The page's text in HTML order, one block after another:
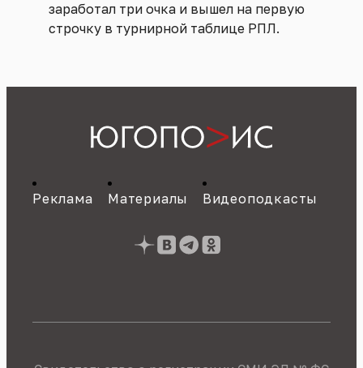
заработал три очка и вышел на первую
строчку в турнирной таблице РПЛ.
Реклама Материалы Видеоподкасты